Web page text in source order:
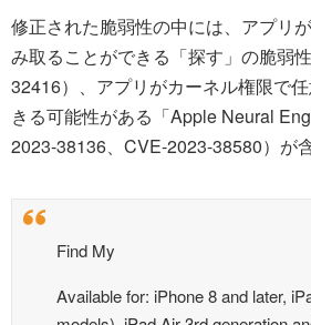
修正された脆弱性の中には、アプリ
み取ることができる「探す」の脆弱
32416）、アプリがカーネル権限で
きる可能性がある「Apple Neural
2023-38136、CVE-2023-38580）が
Find My
Available for: iPhone 8 and later,